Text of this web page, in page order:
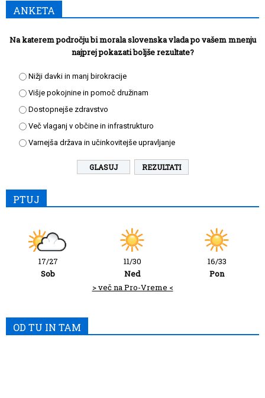
ANKETA
Na katerem področju bi morala slovenska vlada po vašem mnenju
najprej pokazati boljše rezultate?
Nižji davki in manj birokracije
Višje pokojnine in pomoč družinam
Dostopnejše zdravstvo
Več vlaganj v občine in infrastrukturo
Varnejša država in učinkovitejše upravljanje
REZULTATI
PTUJ
17/27
Sob
11/30
Ned
16/33
Pon
> več na Pro-Vreme <
OD TU IN TAM